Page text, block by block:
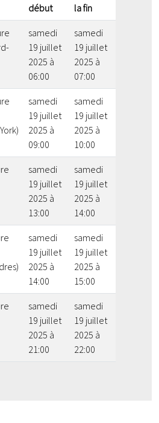
début
la fin
samedi
19 juillet
2025 à
06:00
samedi
19 juillet
2025 à
07:00
samedi
19 juillet
2025 à
09:00
samedi
19 juillet
2025 à
10:00
samedi
19 juillet
2025 à
13:00
samedi
19 juillet
2025 à
14:00
samedi
19 juillet
2025 à
14:00
samedi
19 juillet
2025 à
15:00
samedi
19 juillet
2025 à
21:00
samedi
19 juillet
2025 à
22:00